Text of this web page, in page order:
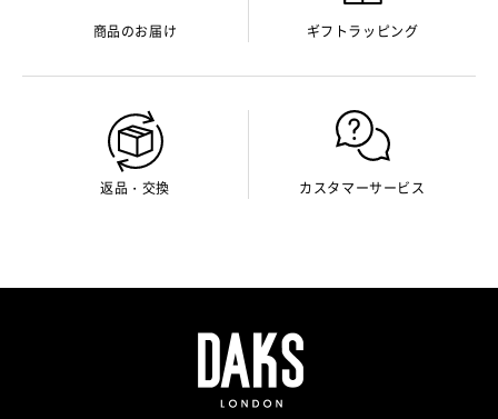
商品のお届け ギフトラッピング
返品・交換 カスタマーサービス